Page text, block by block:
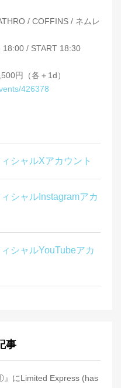
/ COFFINS / ネムレ
18:00 / START 18:30
円（各＋1d）
426378
シャルXアカウント
シャルInstagramアカ
シャルYouTubeアカ
事
にLimited Express (has